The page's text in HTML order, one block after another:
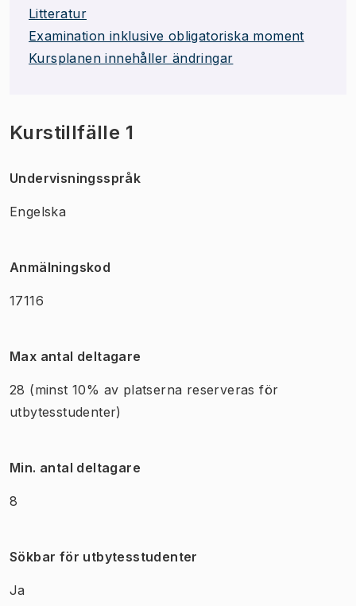
Litteratur
Examination inklusive obligatoriska moment
Kursplanen innehåller ändringar
Kurstillfälle 1
Undervisningsspråk
Engelska
Anmälningskod
17116
Max antal deltagare
28 (minst 10% av platserna reserveras för
utbytesstudenter)
Min. antal deltagare
8
Sökbar för utbytesstudenter
Ja